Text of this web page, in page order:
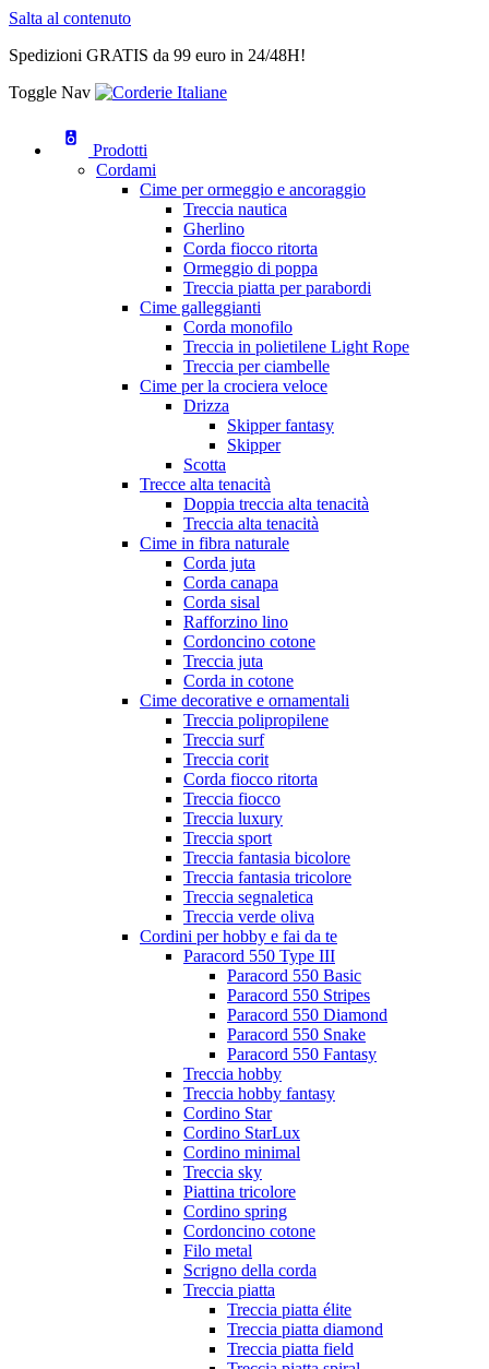
Salta al contenuto
Spedizioni GRATIS da 99 euro in 24/48H!
Toggle Nav
Prodotti
Cordami
Cime per ormeggio e ancoraggio
Treccia nautica
Gherlino
Corda fiocco ritorta
Ormeggio di poppa
Treccia piatta per parabordi
Cime galleggianti
Corda monofilo
Treccia in polietilene Light Rope
Treccia per ciambelle
Cime per la crociera veloce
Drizza
Skipper fantasy
Skipper
Scotta
Trecce alta tenacità
Doppia treccia alta tenacità
Treccia alta tenacità
Cime in fibra naturale
Corda juta
Corda canapa
Corda sisal
Rafforzino lino
Cordoncino cotone
Treccia juta
Corda in cotone
Cime decorative e ornamentali
Treccia polipropilene
Treccia surf
Treccia corit
Corda fiocco ritorta
Treccia fiocco
Treccia luxury
Treccia sport
Treccia fantasia bicolore
Treccia fantasia tricolore
Treccia segnaletica
Treccia verde oliva
Cordini per hobby e fai da te
Paracord 550 Type III
Paracord 550 Basic
Paracord 550 Stripes
Paracord 550 Diamond
Paracord 550 Snake
Paracord 550 Fantasy
Treccia hobby
Treccia hobby fantasy
Cordino Star
Cordino StarLux
Cordino minimal
Treccia sky
Piattina tricolore
Cordino spring
Cordoncino cotone
Filo metal
Scrigno della corda
Treccia piatta
Treccia piatta élite
Treccia piatta diamond
Treccia piatta field